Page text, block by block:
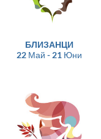
БЛИЗАНЦИ
22 Май - 21 Юни